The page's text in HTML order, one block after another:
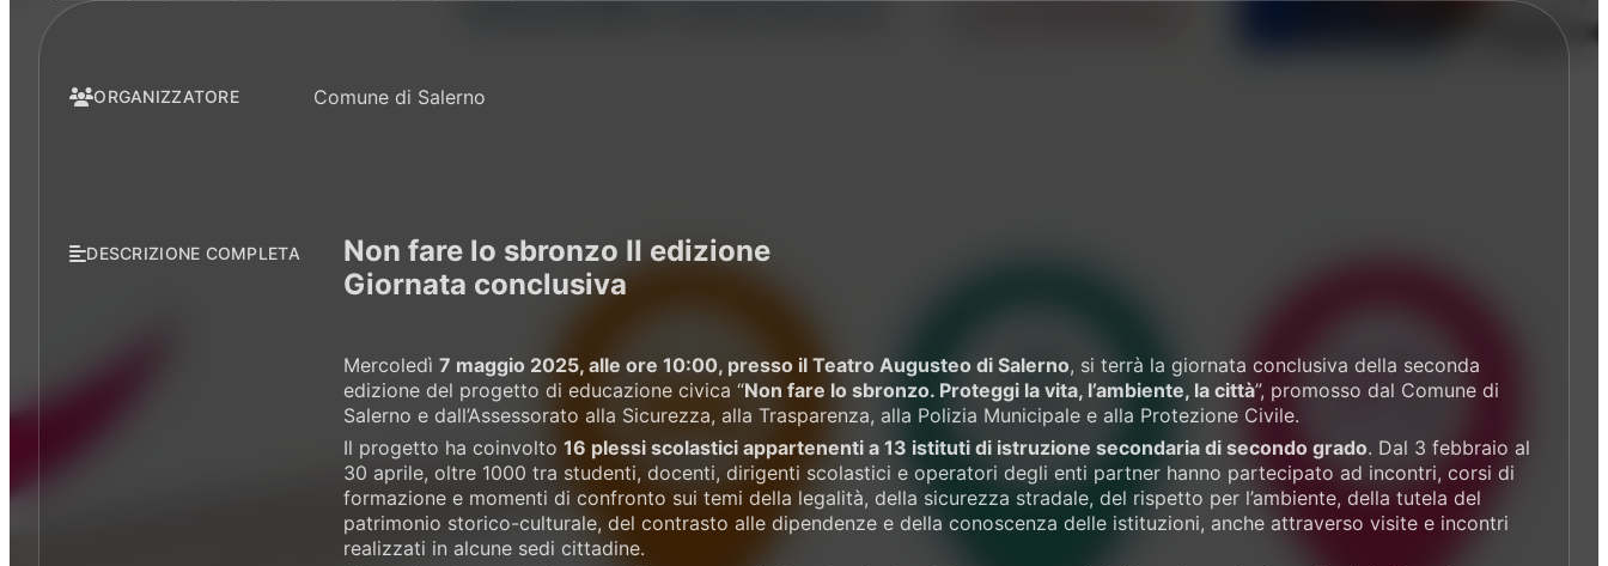
ORGANIZZATORE Comune di Salerno
DESCRIZIONE COMPLETA
Non fare lo sbronzo II edizione
Giornata conclusiva
Mercoledì 7 maggio 2025, alle ore 10:00, presso il Teatro Augusteo di Salerno, si terrà la giornata conclusiva della seconda
edizione del progetto di educazione civica “Non fare lo sbronzo. Proteggi la vita, l’ambiente, la città”, promosso dal Comune di
Salerno e dall’Assessorato alla Sicurezza, alla Trasparenza, alla Polizia Municipale e alla Protezione Civile.
Il progetto ha coinvolto 16 plessi scolastici appartenenti a 13 istituti di istruzione secondaria di secondo grado. Dal 3 febbraio al
30 aprile, oltre 1000 tra studenti, docenti, dirigenti scolastici e operatori degli enti partner hanno partecipato ad incontri, corsi di
formazione e momenti di confronto sui temi della legalità, della sicurezza stradale, del rispetto per l’ambiente, della tutela del
patrimonio storico-culturale, del contrasto alle dipendenze e della conoscenza delle istituzioni, anche attraverso visite e incontri
realizzati in alcune sedi cittadine.